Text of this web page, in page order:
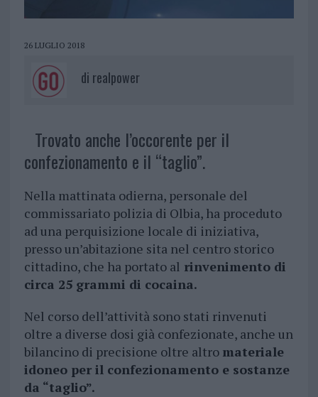
26 LUGLIO 2018
di realpower
Trovato anche l’occorente per il
confezionamento e il “taglio”.
Nella mattinata odierna, personale del
commissariato polizia di Olbia, ha proceduto
ad una perquisizione locale di iniziativa,
presso un’abitazione sita nel centro storico
cittadino, che ha portato al rinvenimento di
circa 25 grammi di cocaina.
Nel corso dell’attività sono stati rinvenuti
oltre a diverse dosi già confezionate, anche un
bilancino di precisione oltre altro materiale
idoneo per il confezionamento e sostanze
da “taglio”.